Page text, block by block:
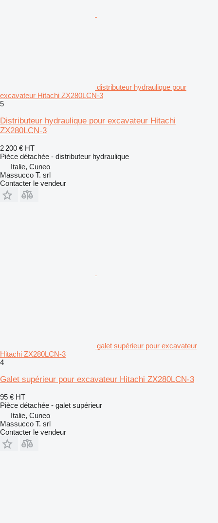
distributeur hydraulique pour
excavateur Hitachi ZX280LCN-3
5
Distributeur hydraulique pour excavateur Hitachi
ZX280LCN-3
2 200 € HT
Pièce détachée - distributeur hydraulique
Italie, Cuneo
Massucco T. srl
Contacter le vendeur
galet supérieur pour excavateur
Hitachi ZX280LCN-3
4
Galet supérieur pour excavateur Hitachi ZX280LCN-3
95 € HT
Pièce détachée - galet supérieur
Italie, Cuneo
Massucco T. srl
Contacter le vendeur